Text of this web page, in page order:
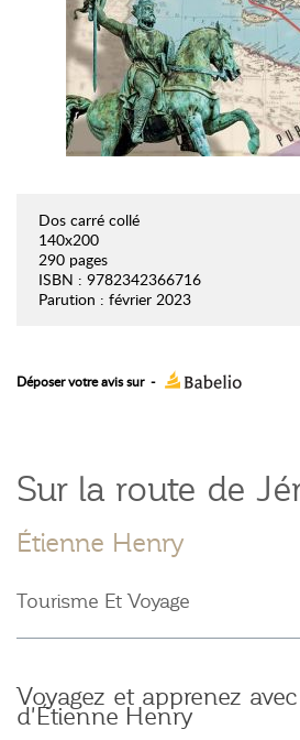
Dos carré collé
140x200
290 pages
ISBN : 9782342366716
Parution : février 2023
Déposer votre avis sur -
Sur la route de
Étienne Henry
Tourisme Et Voyage
Voyagez et apprenez
d'Étienne Henry